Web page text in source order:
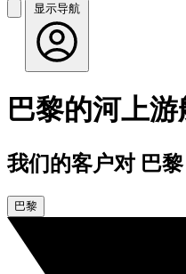
显示导航
巴黎的河上游
我们的客户对 巴
巴黎